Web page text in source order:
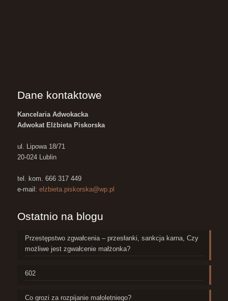
Dane kontaktowe
Kancelaria Adwokacka
Adwokat Elżbieta Piskorska
ul. Lipowa 18/71
20-024 Lublin
tel. kom. 666 317 449
e-mail: elzbieta.piskorska@wp.pl
Ostatnio na blogu
Przestępstwo zgwałcenia – przesłanki, sankcja karna, Czy
możliwe jest zgwałcenie małżonka?
602
Co grozi za rozpijanie małoletniego?